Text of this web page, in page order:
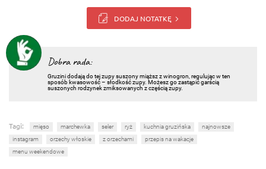
DODAJ NOTATKĘ
Dobra rada:
Gruzini dodają do tej zupy suszony miąższ z winogron, regulując w ten
sposób kwasowość – słodkość zupy. Możesz go zastąpić garścią
suszonych rodzynek zmiksowanych z częścią zupy.
Tagi: mięso marchewka seler ryż kuchnia gruzińska
najnowsze
instagram
orzechy włoskie z orzechami
przepis na wakacje
menu weekendowe